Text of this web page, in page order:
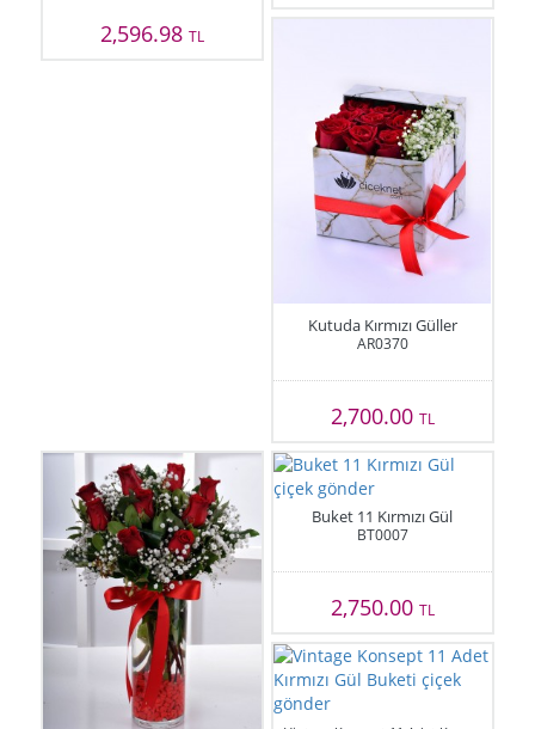
2,596.98TL
Kutuda Kırmızı Güller
AR0370
2,700.00 TL
Buket 11 Kırmızı Gül
BT0007
2,750.00 TL